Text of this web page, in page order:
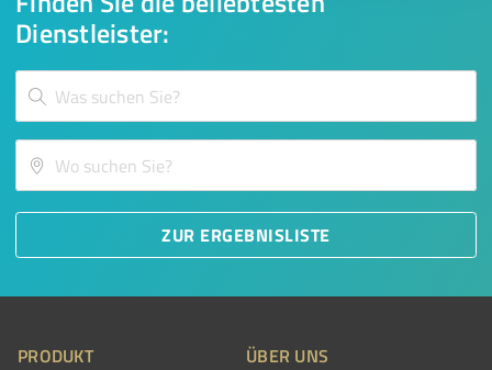
Dienstleister:
ZUR ERGEBNISLISTE
PRODUKT ÜBER UNS